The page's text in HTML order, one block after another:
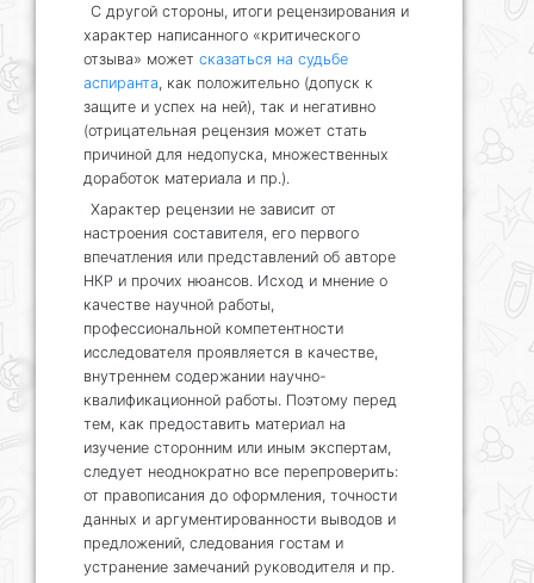
С другой стороны, итоги рецензирования и
характер написанного «критического
отзыва» может сказаться на судьбе
аспиранта, как положительно (допуск к
защите и успех на ней), так и негативно
(отрицательная рецензия может стать
причиной для недопуска, множественных
доработок материала и пр.).
Характер рецензии не зависит от
настроения составителя, его первого
впечатления или представлений об авторе
НКР и прочих нюансов. Исход и мнение о
качестве научной работы,
профессиональной компетентности
исследователя проявляется в качестве,
внутреннем содержании научно-
квалификационной работы. Поэтому перед
тем, как предоставить материал на
изучение сторонним или иным экспертам,
следует неоднократно все перепроверить:
от правописания до оформления, точности
данных и аргументированности выводов и
предложений, следования гостам и
устранение замечаний руководителя и пр.